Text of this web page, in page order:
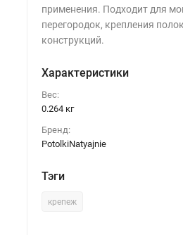
применения. Подходит для
перегородок, крепления
конструкций.
Характеристики
Вес:
0.264 кг
Бренд:
PotolkiNatyajnie
Тэги
крепеж